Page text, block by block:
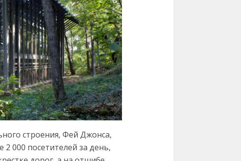
строения, Фей Джонса,
000 посетителей за день,